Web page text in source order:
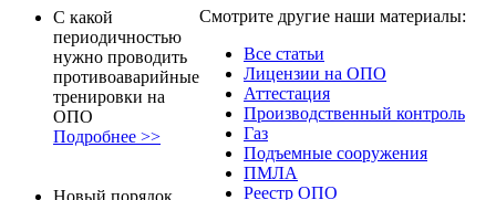
С какой
периодичностью
нужно проводить
противоаварийные
тренировки на
ОПО
Подробнее >>
Смотрите другие наши материалы:
Все статьи
Лицензии на ОПО
Аттестация
Производственный контроль
Газ
Подъемные сооружения
ПМЛА
Реестр ОПО